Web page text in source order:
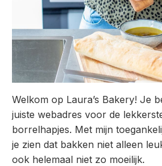
Welkom op Laura’s Bakery! Je
juiste webadres voor de
borrelhapjes. Met mijn
je zien dat bakken niet alleen
ook helemaal niet zo moeilijk.